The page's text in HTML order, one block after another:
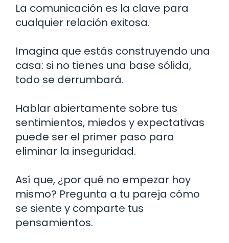
La comunicación es la clave para
cualquier relación exitosa.
Imagina que estás construyendo una
casa: si no tienes una base sólida,
todo se derrumbará.
Hablar abiertamente sobre tus
sentimientos, miedos y expectativas
puede ser el primer paso para
eliminar la inseguridad.
Así que, ¿por qué no empezar hoy
mismo? Pregunta a tu pareja cómo
se siente y comparte tus
pensamientos.